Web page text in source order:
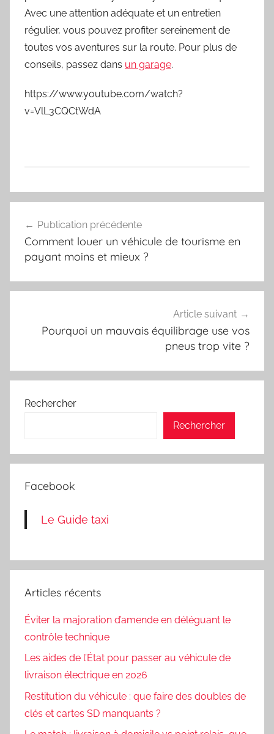
Avec une attention adéquate et un entretien
régulier, vous pouvez profiter sereinement de
toutes vos aventures sur la route. Pour plus de
conseils, passez dans un garage.
https://www.youtube.com/watch?
v=VlL3CQCtWdA
de
l’article
Publication précédente
Comment louer un véhicule de tourisme en
payant moins et mieux ?
Article suivant
Pourquoi un mauvais équilibrage use vos
pneus trop vite ?
Rechercher
Rechercher
Facebook
Le Guide taxi
Articles récents
Éviter la majoration d’amende en déléguant le
contrôle technique
Les aides de l’État pour passer au véhicule de
livraison électrique en 2026
Restitution du véhicule : que faire des doubles de
clés et cartes SD manquants ?